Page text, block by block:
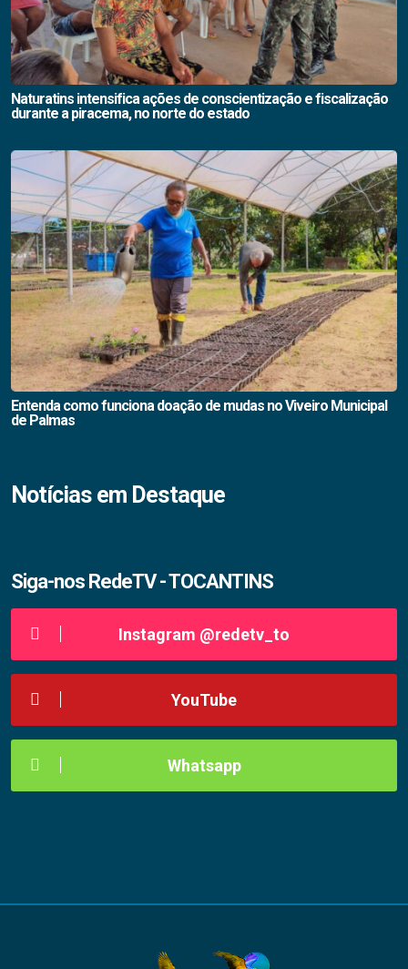
Naturatins intensifica ações de conscientização e fiscalização
durante a piracema, no norte do estado
Entenda como funciona doação de mudas no Viveiro Municipal
de Palmas
Notícias em Destaque
Siga-nos RedeTV - TOCANTINS
Instagram @redetv_to
YouTube
Whatsapp